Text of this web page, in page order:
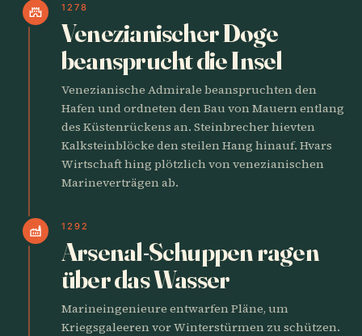
castle 1278
Venezianischer Doge
beansprucht die Insel
Venezianische Admirale beanspruchten den
Hafen und ordneten den Bau von Mauern entlang
des Küstenrückens an. Steinbrecher hievten
Kalksteinblöcke den steilen Hang hinauf. Hvars
Wirtschaft hing plötzlich von venezianischen
Marineverträgen ab.
factory 1292
Arsenal-Schuppen ragen
über das Wasser
Marineingenieure entwarfen Pläne, um
Kriegsgaleeren vor Winterstürmen zu schützen.